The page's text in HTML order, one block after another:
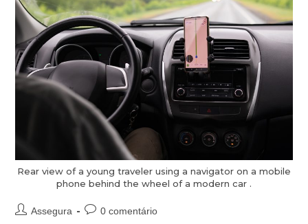
Rear view of a young traveler using a navigator on a mobile
phone behind the wheel of a modern car .
Assegura 0 comentário